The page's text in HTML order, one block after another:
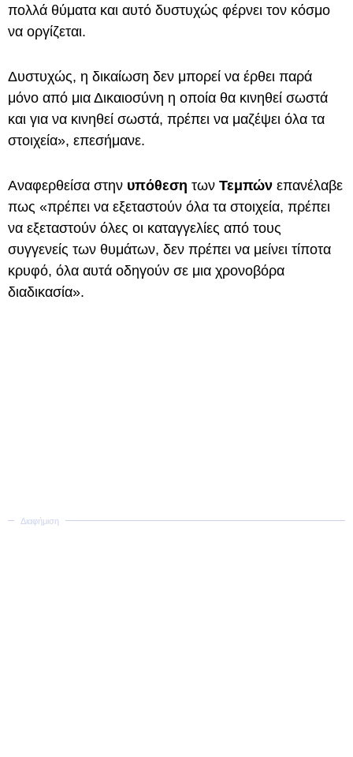
πολλά θύματα και αυτό δυστυχώς φέρνει τον κόσμο
να οργίζεται.
Δυστυχώς, η δικαίωση δεν μπορεί να έρθει παρά
μόνο από μια Δικαιοσύνη η οποία θα κινηθεί σωστά
και για να κινηθεί σωστά, πρέπει να μαζέψει όλα τα
στοιχεία», επεσήμανε.
Αναφερθείσα στην υπόθεση των Τεμπών επανέλαβε
πως «πρέπει να εξεταστούν όλα τα στοιχεία, πρέπει
να εξεταστούν όλες οι καταγγελίες από τους
συγγενείς των θυμάτων, δεν πρέπει να μείνει τίποτα
κρυφό, όλα αυτά οδηγούν σε μια χρονοβόρα
διαδικασία».